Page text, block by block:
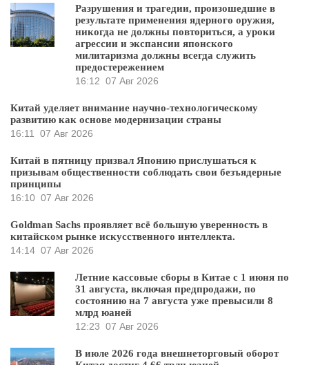
Разрушения и трагедии, произошедшие в
результате применения ядерного оружия,
никогда не должны повториться, а уроки
агрессии и экспансии японского
милитаризма должны всегда служить
предостережением
16:12 07 Авг 2026
Китай уделяет внимание научно-технологическому
развитию как основе модернизации страны
16:11
07 Авг 2026
Китай в пятницу призвал Японию прислушаться к
призывам общественности соблюдать свои безъядерные
принципы
16:10 07 Авг 2026
Goldman Sachs проявляет всё большую уверенность в
китайском рынке искусственного интеллекта.
14:14 07 Авг 2026
Летние кассовые сборы в Китае с 1 июня по
31 августа, включая предпродажи, по
состоянию на 7 августа уже превысили 8
млрд юаней
12:23 07 Авг 2026
В июле 2026 года внешнеторговый оборот